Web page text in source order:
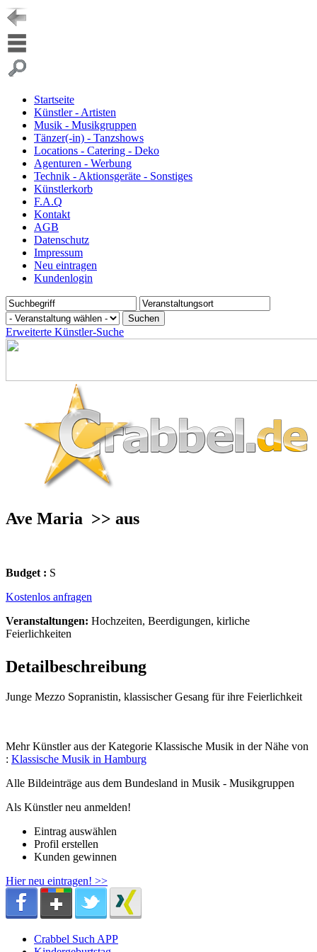
Startseite
Künstler - Artisten
Musik - Musikgruppen
Tänzer(-in) - Tanzshows
Locations - Catering - Deko
Agenturen - Werbung
Technik - Aktionsgeräte - Sonstiges
Künstlerkorb
F.A.Q
Kontakt
AGB
Datenschutz
Impressum
Neu eintragen
Kundenlogin
Erweiterte Künstler-Suche
Ave Maria >> aus
Budget : S
Kostenlos anfragen
Veranstaltungen: Hochzeiten, Beerdigungen, kirliche
Feierlichkeiten
Detailbeschreibung
Junge Mezzo Sopranistin, klassischer Gesang für ihre Feierlichkeit
Mehr Künstler aus der Kategorie Klassische Musik in der Nähe von
: Klassische Musik in Hamburg
Alle Bildeinträge aus dem Bundesland in Musik - Musikgruppen
Als Künstler neu anmelden!
Eintrag auswählen
Profil erstellen
Kunden gewinnen
Hier neu eintragen! >>
Crabbel Such APP